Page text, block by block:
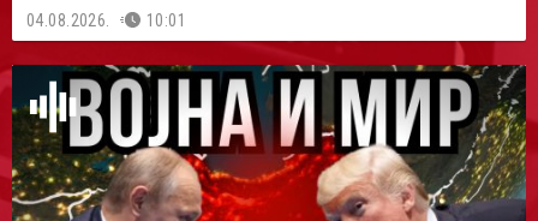
04.08.2026. 10:01